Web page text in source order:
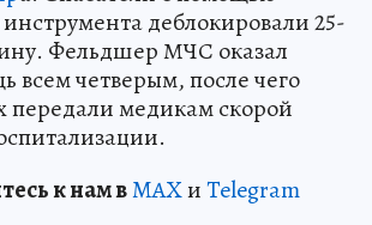
деблокировали 25-
Фельдшер МЧС оказал
всем четверым, после чего
передали медикам скорой
к нам вMAXиTelegram